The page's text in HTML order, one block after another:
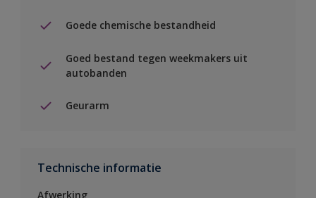
Goede chemische bestandheid
Goed bestand tegen weekmakers uit
autobanden
Geurarm
Technische informatie
Afwerking